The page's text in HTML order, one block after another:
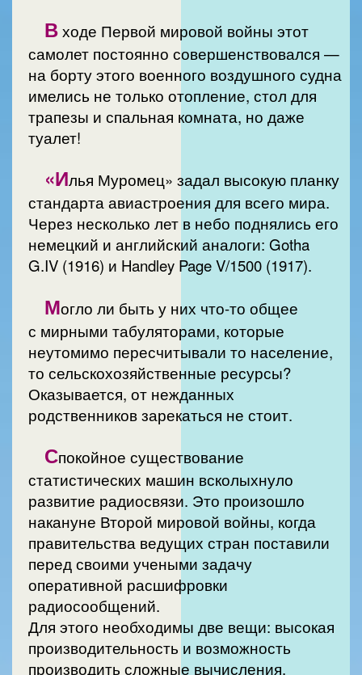
Входе Первой мировой войны этот
самолет постоянно совершенствовался —
на борту этого военного воздушного судна
имелись не только отопление, стол для
трапезы и спальная комната, но даже
туалет!
«Илья Муромец» задал высокую планку
стандарта авиастроения для всего мира.
Через несколько лет в небо поднялись его
немецкий и английский аналоги: Gotha
G.IV (1916) и Handley Page V/1500 (1917).
Могло ли быть у них что-то общее
с мирными табуляторами, которые
неутомимо пересчитывали то население,
то сельскохозяйственные ресурсы?
Оказывается, от нежданных
родственников зарекаться не стоит.
Спокойное существование
статистических машин всколыхнуло
развитие радиосвязи. Это произошло
накануне Второй мировой войны, когда
правительства ведущих стран поставили
перед своими учеными задачу
оперативной расшифровки
радиосообщений.
Для этого необходимы две вещи: высокая
производительность и возможность
производить сложные вычисления.